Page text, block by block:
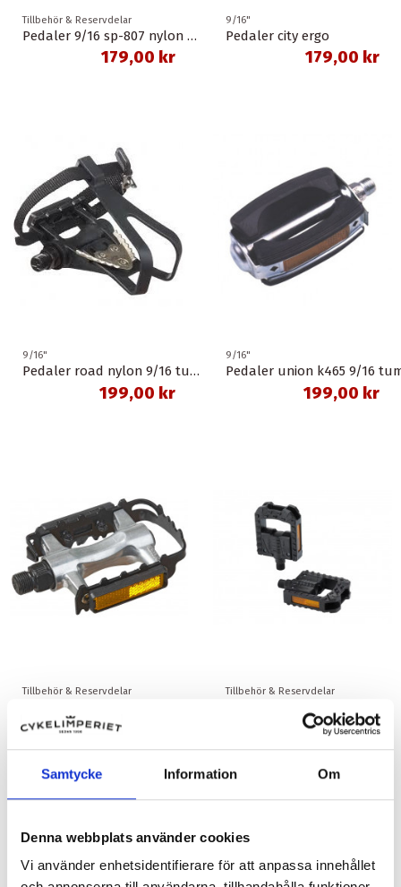
Samtycke Information Om
Denna webbplats använder cookies
Vi använder enhetsidentifierare för att anpassa innehållet
Tillbehör & Reservdelar
Pedaler 9/16 sp-807 nylon union
179,00 kr
9/16"
Pedaler city ergo
179,00 kr
9/16"
Pedaler road nylon 9/16 tum med rem
199,00 kr
9/16"
Pedaler union k465 9/16
199,00 kr
Tillbehör & Reservdelar
259,00 kr
Tillbehör & Reservdelar
269,00 kr